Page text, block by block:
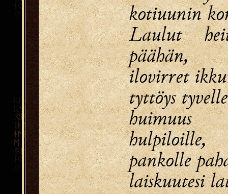
kotiuunin
Laulut
päähän,
ilovirret
tyttöys
hulpiloille,
pankolle
laiskuutesi